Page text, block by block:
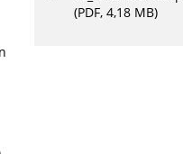
(PDF, 4,18 MB)